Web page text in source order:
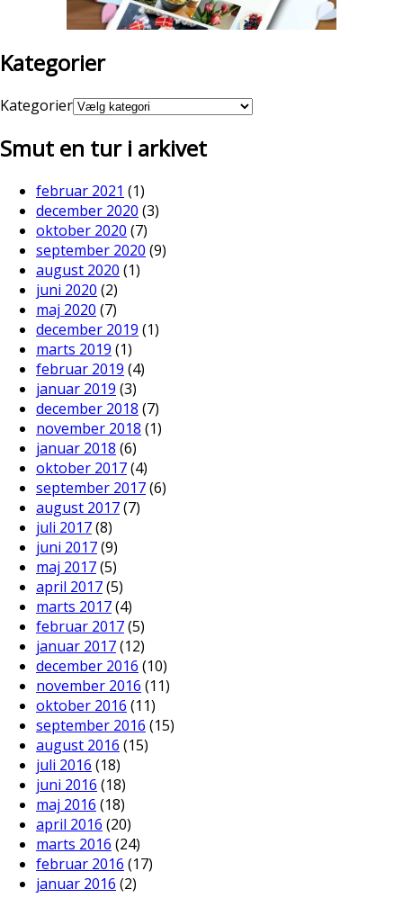
Kategorier
Kategorier
Smut en tur i arkivet
februar 2021 (1)
december 2020 (3)
oktober 2020 (7)
september 2020 (9)
august 2020 (1)
juni 2020 (2)
maj 2020 (7)
december 2019 (1)
marts 2019 (1)
februar 2019 (4)
januar 2019 (3)
december 2018 (7)
november 2018 (1)
januar 2018 (6)
oktober 2017(4)
september 2017(6)
august 2017(7)
juli 2017(8)
juni 2017(9)
maj 2017(5)
april 2017(5)
marts 2017(4)
februar 2017(5)
januar 2017(12)
december 2016 (10)
november 2016 (11)
oktober 2016 (11)
september 2016 (15)
august 2016 (15)
juli 2016 (18)
juni 2016 (18)
maj 2016 (18)
april 2016 (20)
marts 2016 (24)
februar 2016 (17)
januar 2016 (2)